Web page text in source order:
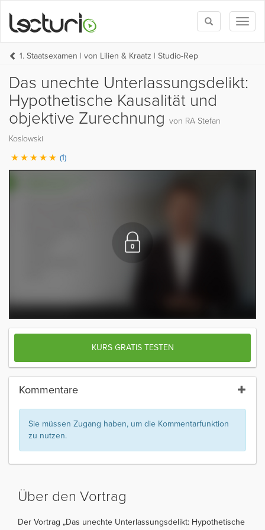
Toggle
search
1. Staatsexamen | von Lilien & Kraatz | Studio-Rep
Das unechte Unterlassungsdelikt:
Hypothetische Kausalität und
objektive Zurechnung von RA Stefan
Koslowski
(1)
KURS GRATIS TESTEN
Kommentare
Sie müssen Zugang haben, um die Kommentarfunktion
zu nutzen.
Über den Vortrag
Der Vortrag „Das unechte Unterlassungsdelikt: Hypothetische